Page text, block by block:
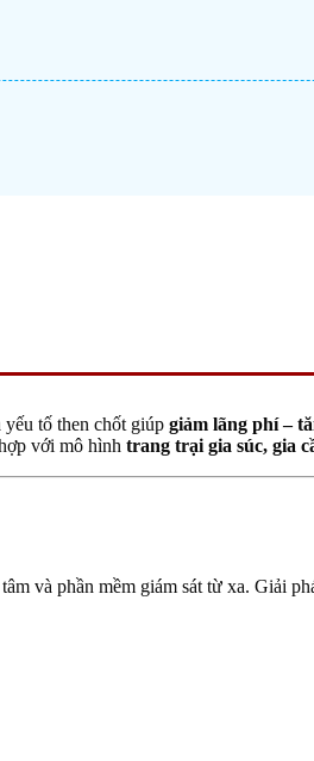
tố then chốt giúp giảm lãng phí –
với mô hình trang trại gia súc, gia
và phần mềm giám sát từ xa. Giải